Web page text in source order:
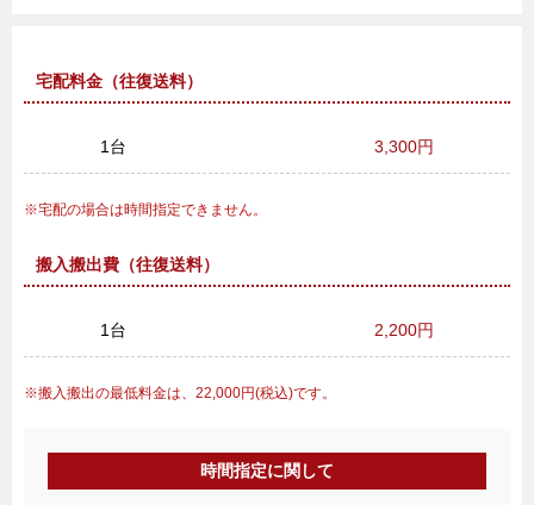
宅配料金（往復送料）
1台 3,300円
宅配の場合は時間指定できません。
搬入搬出費（往復送料）
1台 2,200円
搬入搬出の最低料金は、22,000円(税込)です。
時間指定に関して